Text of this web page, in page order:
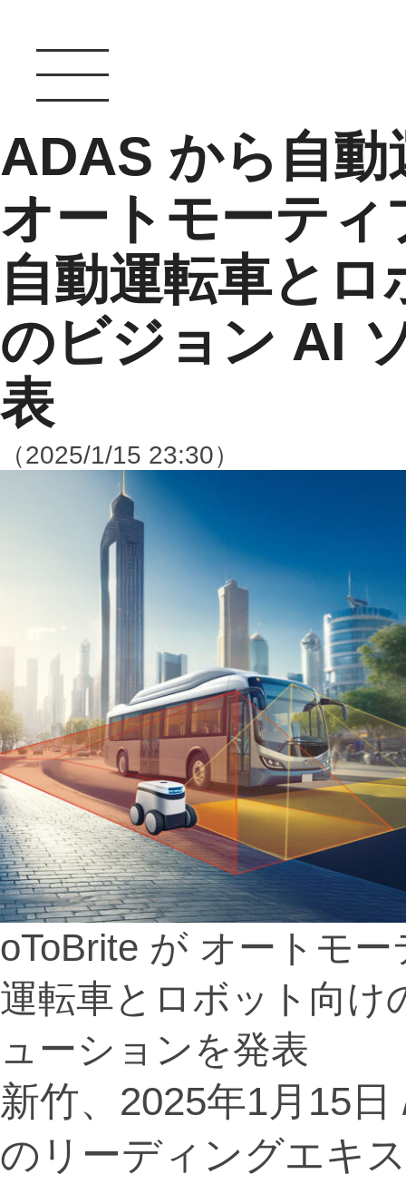
ADAS から自
オートモーテ
自動運転車と
のビジョン AI
表
（2025/1/15 23:30）
oToBrite が オートモ
運転車とロボット向け
ューションを発表
新竹、2025年1月15
のリーディングエキ